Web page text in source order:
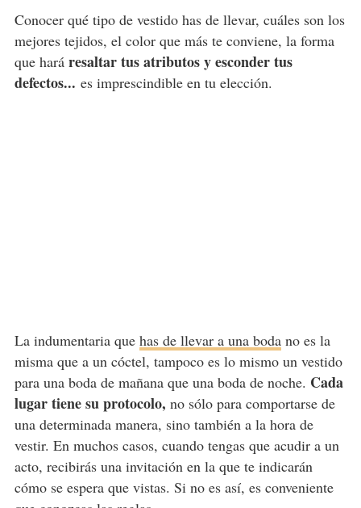
Conocer qué tipo de vestido has de llevar, cuáles son los
mejores tejidos, el color que más te conviene, la forma
que hará resaltar tus atributos y esconder tus
defectos... es imprescindible en tu elección.
La indumentaria que has de llevar a una bodano es la
misma que a un cóctel, tampoco es lo mismo un vestido
para una boda de mañana que una boda de noche. Cada
lugar tiene su protocolo, no sólo para comportarse de
una determinada manera, sino también a la hora de
vestir. En muchos casos, cuando tengas que acudir a un
acto, recibirás una invitación en la que te indicarán
cómo se espera que vistas. Si no es así, es conveniente